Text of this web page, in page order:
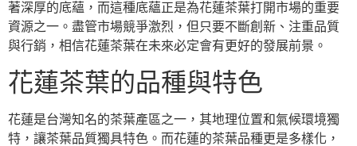
著深厚的底蘊，而這種底蘊正是為花蓮茶葉打開市場的重要
資源之一。盡管市場競爭激烈，但只要不斷創新、注重品質
與行銷，相信花蓮茶葉在未來必定會有更好的發展前景。
花蓮茶葉的品種與特色
花蓮是台灣知名的茶葉產區之一，其地理位置和氣候環境獨
特，讓茶葉品質獨具特色。而花蓮的茶葉品種更是多樣化，